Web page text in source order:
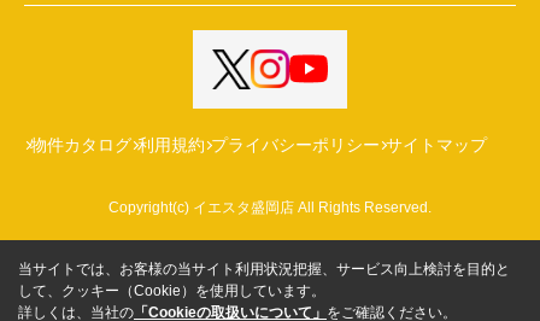
物件カタログ 利用規約 プライバシーポリシー サイトマップ
Copyright(c) イエスタ盛岡店 All Rights Reserved.
当サイトでは、お客様の当サイト利用状況把握、サービス向上検討を目的と
して、クッキー（Cookie）を使用しています。
詳しくは、当社の 「Cookieの取扱いについて」 をご確認ください。